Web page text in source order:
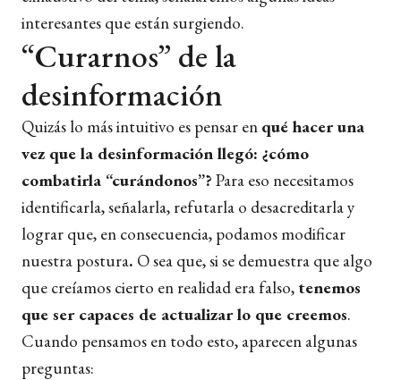
interesantes que están surgiendo.
“Curarnos” de la
desinformación
Quizás lo más intuitivo es pensar en qué hacer una
vez que la desinformación llegó: ¿cómo
combatirla “curándonos”? Para eso necesitamos
identificarla, señalarla, refutarla o desacreditarla y
lograr que, en consecuencia, podamos modificar
nuestra postura. O sea que, si se demuestra que algo
que creíamos cierto en realidad era falso, tenemos
que ser capaces de actualizar lo que creemos.
Cuando pensamos en todo esto, aparecen algunas
preguntas: